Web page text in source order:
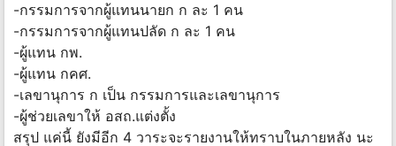
-กรรมการจากผู้แทนนายก ก ละ 1 คน
-กรรมการจากผู้แทนปลัด ก ละ 1 คน
-ผู้แทน กพ.
-ผู้แทน กคศ.
-เลขานุการ ก เป็น กรรมการและเลขานุการ
-ผู้ช่วยเลขาให้ อสถ.แต่งตั้ง
สรุป แค่นี้ ยังมีอีก 4 วาระจะรายงานให้ทราบในภายหลัง นะ